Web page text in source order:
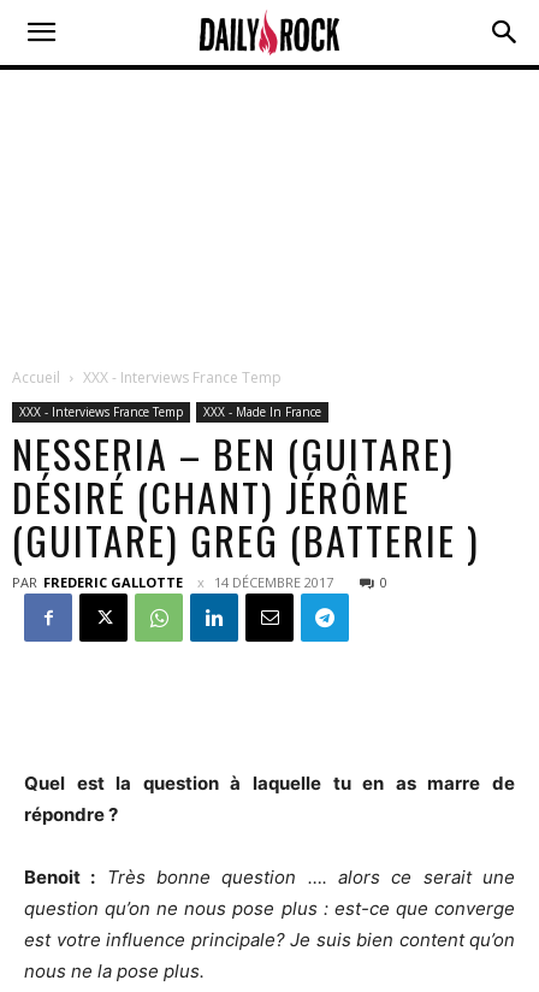
Accueil XXX - Interviews France Temp
XXX - Interviews France Temp XXX - Made In France
NESSERIA – BEN (GUITARE)
DÉSIRÉ (CHANT) JÉRÔME
(GUITARE) GREG (BATTERIE )
PAR FREDERIC GALLOTTE 14 DÉCEMBRE 2017 0
Quel est la question à laquelle tu en as marre de
répondre ?
Benoit : Très bonne question …. alors ce serait une
question qu’on ne nous pose plus : est-ce que converge
est votre influence principale? Je suis bien content qu’on
nous ne la pose plus.